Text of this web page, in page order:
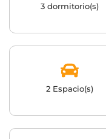
3 dormitorio(s)
2 Espacio(s)